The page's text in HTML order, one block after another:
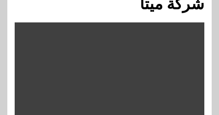
شركة ميتا